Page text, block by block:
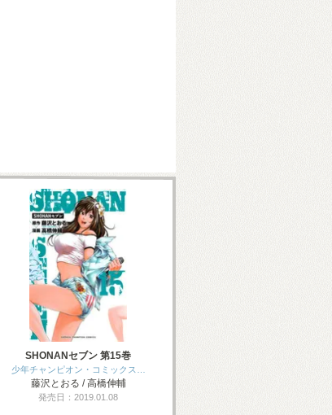
SHONANセブン 第15巻
少年チャンピオン・コミックス…
藤沢とおる / 高橋伸輔
発売日：2019.01.08